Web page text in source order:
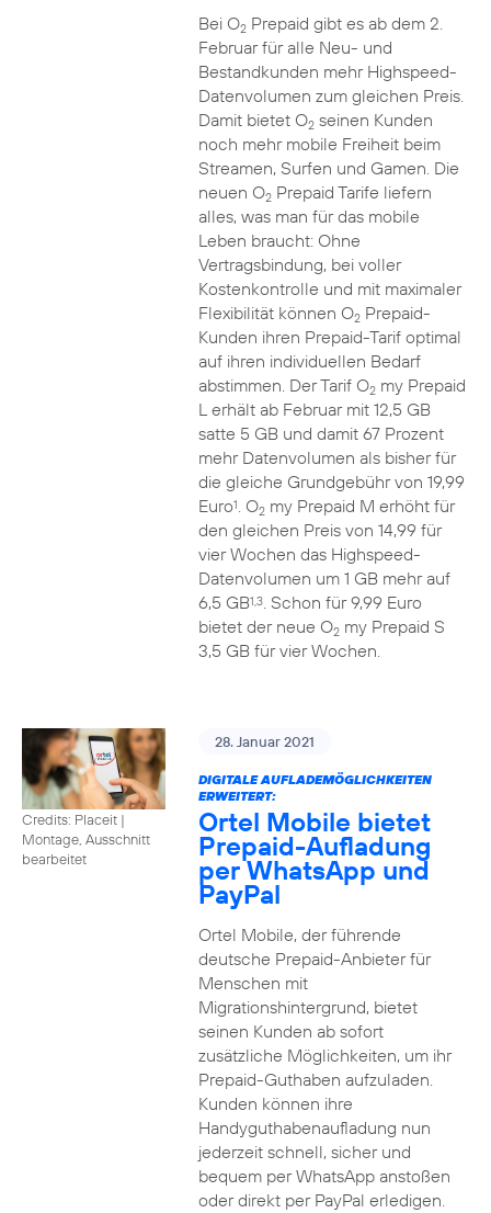
Bei O2Prepaid gibt es ab dem 2.
Februar für alle Neu- und
Bestandkunden mehr Highspeed-
Datenvolumen zum gleichen Preis.
Damit bietet O2seinen Kunden
noch mehr mobile Freiheit beim
Streamen, Surfen und Gamen. Die
neuen O2Prepaid Tarife liefern
alles, was man für das mobile
Leben braucht: Ohne
Vertragsbindung, bei voller
Kostenkontrolle und mit maximaler
Flexibilität können O2Prepaid-
Kunden ihren Prepaid-Tarif optimal
auf ihren individuellen Bedarf
abstimmen. Der Tarif O2my Prepaid
L erhält ab Februar mit 12,5 GB
satte 5 GB und damit 67 Prozent
mehr Datenvolumen als bisher für
die gleiche Grundgebühr von 19,99
Euro1. O2my Prepaid M erhöht für
den gleichen Preis von 14,99 für
vier Wochen das Highspeed-
Datenvolumen um 1 GB mehr auf
6,5 GB1,3. Schon für 9,99 Euro
bietet der neue O2my Prepaid S
3,5 GB für vier Wochen.
Credits: Placeit |
Montage, Ausschnitt
bearbeitet
28. Januar 2021
DIGITALE AUFLADEMÖGLICHKEITEN
ERWEITERT:
Ortel Mobile bietet
Prepaid-Aufladung
per WhatsApp und
PayPal
Ortel Mobile, der führende
deutsche Prepaid-Anbieter für
Menschen mit
Migrationshintergrund, bietet
seinen Kunden ab sofort
zusätzliche Möglichkeiten, um ihr
Prepaid-Guthaben aufzuladen.
Kunden können ihre
Handyguthabenaufladung nun
jederzeit schnell, sicher und
bequem per WhatsApp anstoßen
oder direkt per PayPal erledigen.